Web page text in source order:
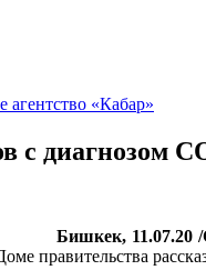
с диагнозом
Бишкек, 11.07.20
правительства